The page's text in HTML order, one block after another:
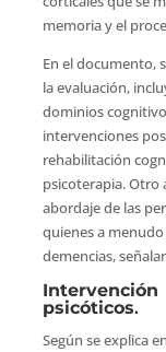
memoria y el
En el documento,
la evaluación,
dominios
intervenciones
rehabilitación
psicoterapia. Otro
abordaje de las
quienes a
demencias,
psicóticos.
Según se explica